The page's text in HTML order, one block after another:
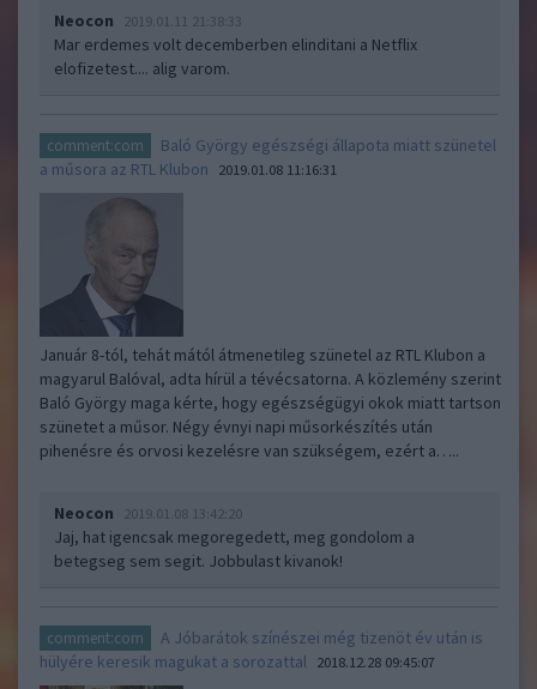
Neocon 2019.01.11 21:38:33
Mar erdemes volt decemberben elinditani a Netflix
elofizetest.... alig varom.
comment:com
Baló György egészségi állapota miatt szünetel
a műsora az RTL Klubon
2019.01.08 11:16:31
Január 8-tól, tehát mától átmenetileg szünetel az RTL Klubon a
magyarul Balóval, adta hírül a tévécsatorna. A közlemény szerint
Baló György maga kérte, hogy egészségügyi okok miatt tartson
szünetet a műsor. Négy évnyi napi műsorkészítés után
pihenésre és orvosi kezelésre van szükségem, ezért a…..
Neocon 2019.01.08 13:42:20
Jaj, hat igencsak megoregedett, meg gondolom a
betegseg sem segit. Jobbulast kivanok!
comment:com
A Jóbarátok színészei még tizenöt év után is
hülyére keresik magukat a sorozattal 2018.12.28 09:45:07